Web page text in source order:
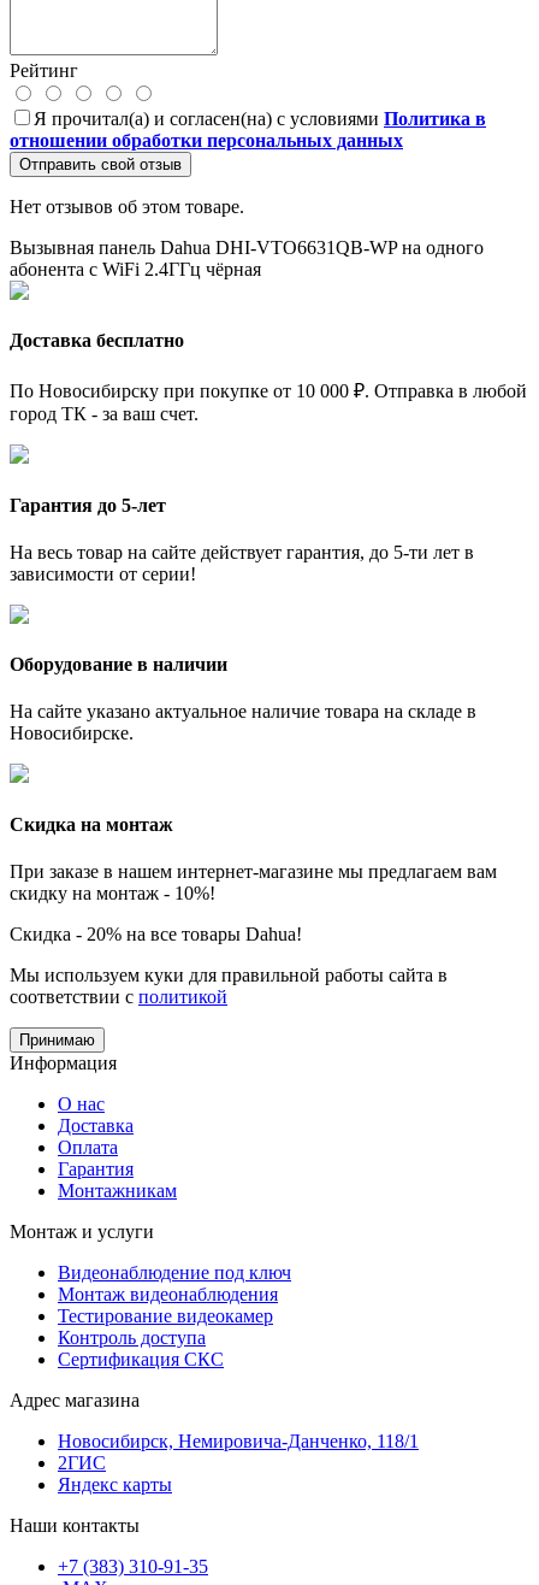
Рейтинг
Я прочитал(а) и согласен(на) с условиями Политика в
отношении обработки персональных данных
Отправить свой отзыв
Нет отзывов об этом товаре.
Вызывная панель Dahua DHI-VTO6631QB-WP на одного
абонента с WiFi 2.4ГГц чёрная
Доставка бесплатно
По Новосибирску при покупке от 10 000 ₽. Отправка в любой
город ТК - за ваш счет.
Гарантия до 5-лет
На весь товар на сайте действует гарантия, до 5-ти лет в
зависимости от серии!
Оборудование в наличии
На сайте указано актуальное наличие товара на складе в
Новосибирске.
Скидка на монтаж
При заказе в нашем интернет-магазине мы предлагаем вам
скидку на монтаж - 10%!
Скидка - 20% на все товары Dahua!
Мы используем куки для правильной работы сайта в
соответствии с политикой
Принимаю
Информация
О нас
Доставка
Оплата
Гарантия
Монтажникам
Монтаж и услуги
Видеонаблюдение под ключ
Монтаж видеонаблюдения
Тестирование видеокамер
Контроль доступа
Сертификация СКС
Адрес магазина
Новосибирск, Немировича-Данченко, 118/1
2ГИС
Яндекс карты
Наши контакты
+7 (383) 310-91-35